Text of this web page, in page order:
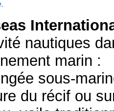
nautiques
marin :
sous-
du récif ou